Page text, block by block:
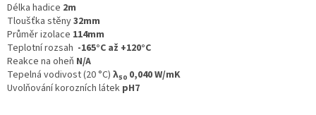
Délka hadice 2m
Tloušťka stěny32mm
Průměr izolace 114mm
Teplotní rozsah -165°C až +120°C
Reakce na oheň N/A
Tepelná vodivost (20 °C) λ50 0,040 W/mK
Uvolňování korozních látek pH7